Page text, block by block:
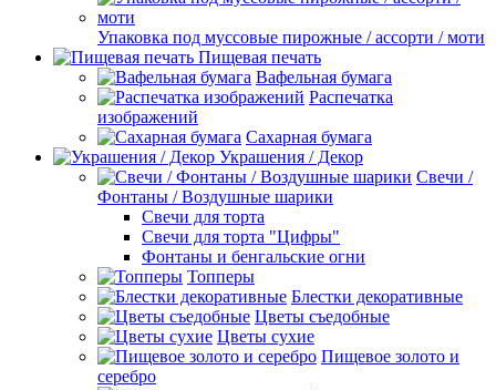
Упаковка под муссовые пирожные / ассорти / моти
Пищевая печать
Вафельная бумага
Распечатка
изображений
Сахарная бумага
Украшения / Декор
Свечи /
Фонтаны / Воздушные шарики
Свечи для торта
Свечи для торта "Цифры"
Фонтаны и бенгальские огни
Топперы
Блестки декоративные
Цветы съедобные
Цветы сухие
Пищевое золото и
серебро